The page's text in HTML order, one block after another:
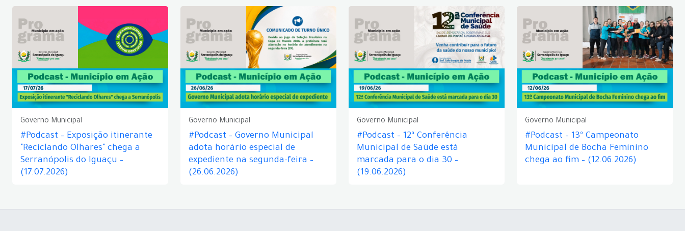
Governo Municipal
#Podcast – Exposição itinerante
"Reciclando Olhares" chega a
Serranópolis do Iguaçu –
(17.07.2026)
Governo Municipal
#Podcast – Governo Municipal
adota horário especial de
expediente na segunda-feira –
(26.06.2026)
Governo Municipal
#Podcast – 12ª Conferência
Municipal de Saúde está
marcada para o dia 30 –
(19.06.2026)
Governo Municipal
#Podcast – 13º Campeonato
Municipal de Bocha Feminino
chega ao fim – (12.06.2026)